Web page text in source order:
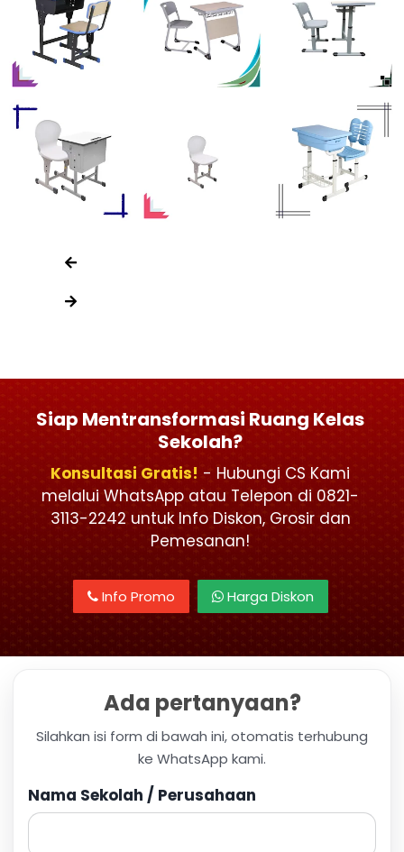
Siap Mentransformasi Ruang Kelas
Sekolah?
Konsultasi Gratis! - Hubungi CS Kami
melalui WhatsApp atau Telepon di 0821-
3113-2242 untuk Info Diskon, Grosir dan
Pemesanan!
Info Promo Harga Diskon
Ada pertanyaan?
Silahkan isi form di bawah ini, otomatis terhubung
ke WhatsApp kami.
Nama Sekolah / Perusahaan